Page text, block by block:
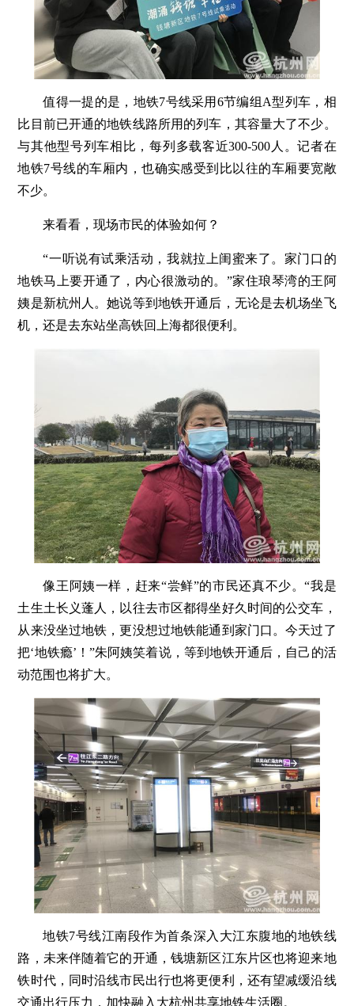
值得一提的是，地铁7号线采用6节编组A型列车，相
比目前已开通的地铁线路所用的列车，其容量大了不少。
与其他型号列车相比，每列多载客近300-500人。记者在
地铁7号线的车厢内，也确实感受到比以往的车厢要宽敞
不少。
来看看，现场市民的体验如何？
“一听说有试乘活动，我就拉上闺蜜来了。家门口的
地铁马上要开通了，内心很激动的。”家住琅琴湾的王阿
姨是新杭州人。她说等到地铁开通后，无论是去机场坐飞
机，还是去东站坐高铁回上海都很便利。
像王阿姨一样，赶来“尝鲜”的市民还真不少。“我是
土生土长义蓬人，以往去市区都得坐好久时间的公交车，
从来没坐过地铁，更没想过地铁能通到家门口。今天过了
把‘地铁瘾’！”朱阿姨笑着说，等到地铁开通后，自己的活
动范围也将扩大。
地铁7号线江南段作为首条深入大江东腹地的地铁线
路，未来伴随着它的开通，钱塘新区江东片区也将迎来地
铁时代，同时沿线市民出行也将更便利，还有望减缓沿线
交通出行压力，加快融入大杭州共享地铁生活圈。